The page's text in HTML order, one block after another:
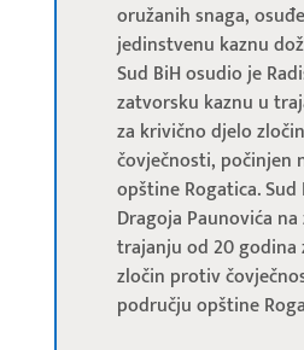
oružanih snaga,
jedinstvenu kaznu
Sud BiH osudio je
zatvorsku kaznu u
za krivično djelo
čovječnosti, počinjen
opštine Rogatica.
Dragoja Paunovića
trajanju od 20 godina
zločin protiv
području opštine